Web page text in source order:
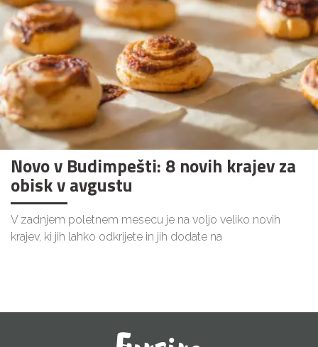
Novo v Budimpešti: 8 novih krajev za
obisk v avgustu
V zadnjem poletnem mesecu je na voljo veliko novih
krajev, ki jih lahko odkrijete in jih dodate na